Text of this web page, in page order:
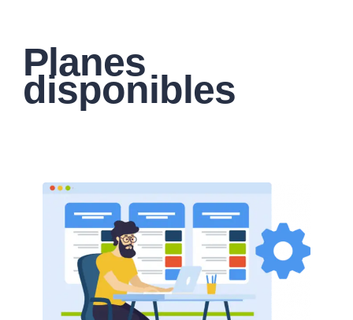
Planes
disponibles